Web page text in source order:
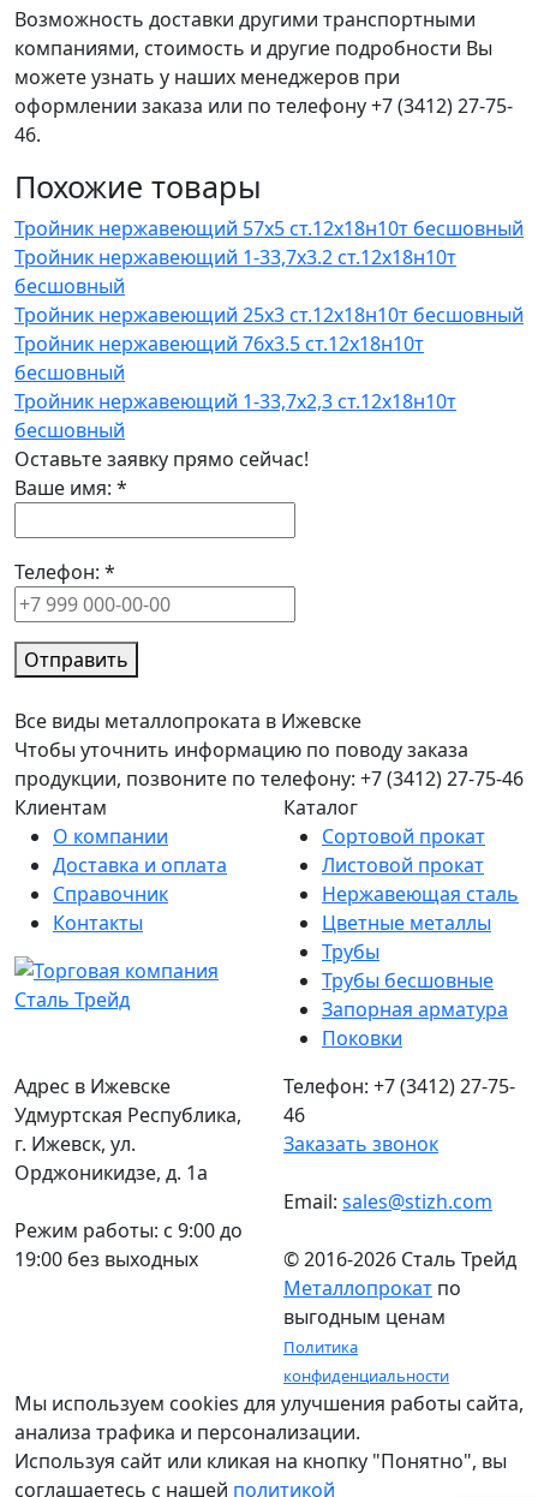
Возможность доставки другими транспортными
компаниями, стоимость и другие подробности Вы
можете узнать у наших менеджеров при
оформлении заказа или по телефону +7 (3412) 27-75-
46.
Похожие товары
Тройник нержавеющий 57х5 ст.12х18н10т бесшовный
Тройник нержавеющий 1-33,7x3.2 ст.12х18н10т
бесшовный
Тройник нержавеющий 25х3 ст.12х18н10т бесшовный
Тройник нержавеющий 76х3.5 ст.12х18н10т
бесшовный
Тройник нержавеющий 1-33,7x2,3 ст.12х18н10т
бесшовный
Оставьте заявку прямо сейчас!
Ваше имя: *
Телефон: *
Отправить
Все виды металлопроката в Ижевске
Чтобы уточнить информацию по поводу заказа
продукции, позвоните по телефону: +7 (3412) 27-75-46
Клиентам
О компании
Доставка и оплата
Справочник
Контакты
Каталог
Сортовой прокат
Листовой прокат
Нержавеющая сталь
Цветные металлы
Трубы
Трубы бесшовные
Запорная арматура
Поковки
Адрес в Ижевске
Удмуртская Республика,
г. Ижевск, ул.
Орджоникидзе, д. 1а
Режим работы: c 9:00 до
19:00 без выходных
Телефон: +7 (3412) 27-75-
46
Заказать звонок
Email: sales@stizh.com
© 2016-2026 Сталь Трейд
Металлопрокат по
выгодным ценам
Политика
конфиденциальности
Мы используем cookies для улучшения работы сайта,
анализа трафика и персонализации.
Используя сайт или кликая на кнопку "Понятно", вы
соглашаетесь с нашей политикой